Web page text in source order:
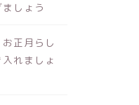
しょう
正月らし
れましょ